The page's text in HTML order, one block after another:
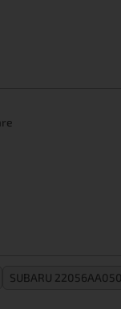
SUBARU 22056AA050